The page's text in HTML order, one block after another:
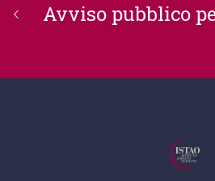
Avviso pubblico